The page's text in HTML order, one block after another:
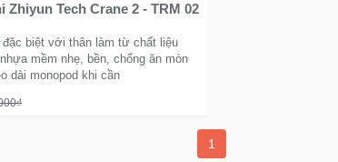
Tech Crane 2 - TRM 02
biệt với thân làm từ chất liệu
mềm nhẹ, bền, chống ăn mòn
dài monopod khi cần
1